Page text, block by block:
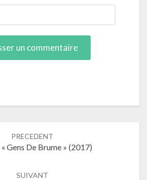
PRECEDENT
Gens De Brume » (2017)
SUIVANT